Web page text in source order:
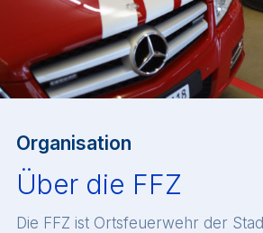
Organisation
Über die FFZ
Die FFZ ist Ortsfeuerwehr der